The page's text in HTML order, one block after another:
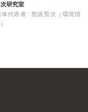
研究室
体代表者 : 熊坂賢次（環境情